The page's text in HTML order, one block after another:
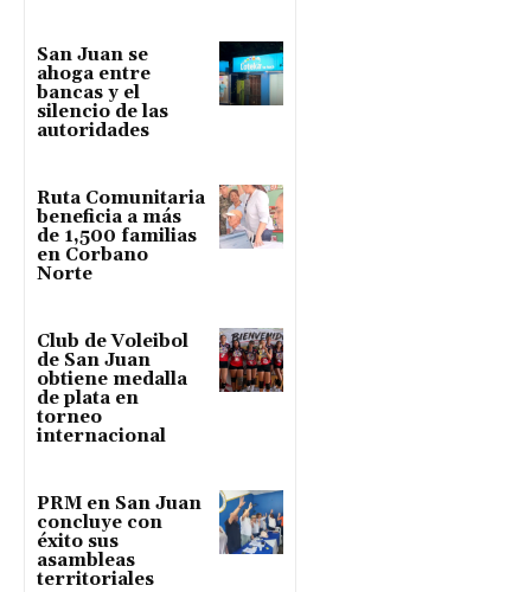
San Juan se
ahoga entre
bancas y el
silencio de las
autoridades
Ruta Comunitaria
beneficia a más
de 1,500 familias
en Corbano
Norte
Club de Voleibol
de San Juan
obtiene medalla
de plata en
torneo
internacional
PRM en San Juan
concluye con
éxito sus
asambleas
territoriales